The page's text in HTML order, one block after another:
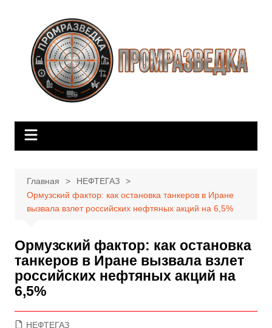
содержимому
Главная
НЕФТЕГАЗ
Ормузский фактор: как остановка танкеров в Иране
вызвала взлет российских нефтяных акций на 6,5%
Ормузский фактор: как остановка
танкеров в Иране вызвала взлет
российских нефтяных акций на
6,5%
НЕФТЕГАЗ